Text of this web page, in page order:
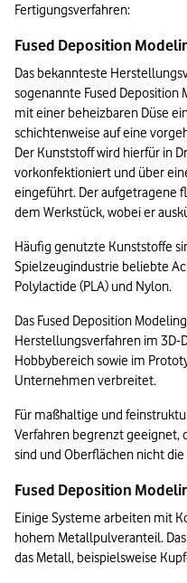
Fertigungsverfahren:
Fused Deposition
Das bekannteste
sogenannte Fused Deposition
mit einer beheizbaren Düse
schichtenweise auf eine
Der Kunststoff wird hierfür in
vorkonfektioniert und über
eingeführt. Der aufgetragene
dem Werkstück, wobei er
Häufig genutzte Kunststoffe
Spielzeugindustrie beliebte
Polylactide (PLA) und Nylon.
Das Fused Deposition
Herstellungsverfahren im 3D-
Hobbybereich sowie im
Unternehmen verbreitet.
Für maßhaltige und
Verfahren begrenzt geeignet,
sind und Oberflächen nicht
Fused Deposition
Einige Systeme arbeiten mit
hohem Metallpulveranteil.
das Metall, beispielsweise